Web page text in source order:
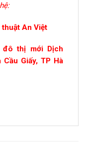
An Việt
đô thị mới Dịch
Giấy, TP Hà